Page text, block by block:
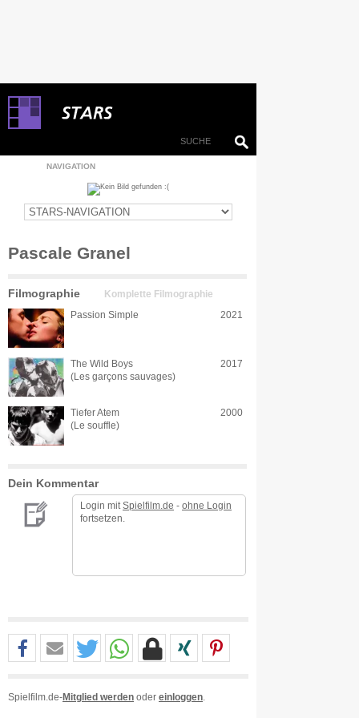
NAVIGATION
Pascale Granel
Filmographie Komplette Filmographie
Passion Simple 2021
The Wild Boys
(Les garçons sauvages)
2017
Tiefer Atem
(Le souffle)
2000
Dein Kommentar
Login mit Spielfilm.de - ohne Login
fortsetzen.
Spielfilm.de-Mitglied werden oder einloggen